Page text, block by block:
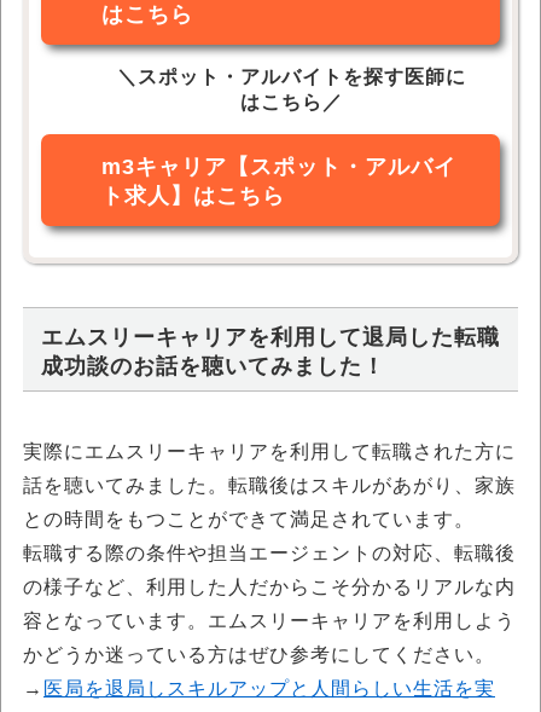
はこちら
＼スポット・アルバイトを探す医師に
はこちら／
m3キャリア【スポット・アルバイ
ト求人】はこちら
エムスリーキャリアを利用して退局した転職
成功談のお話を聴いてみました！
実際にエムスリーキャリアを利用して転職された方に
話を聴いてみました。転職後はスキルがあがり、家族
との時間をもつことができて満足されています。
転職する際の条件や担当エージェントの対応、転職後
の様子など、利用した人だからこそ分かるリアルな内
容となっています。エムスリーキャリアを利用しよう
かどうか迷っている方はぜひ参考にしてください。
→ 医局を退局しスキルアップと人間らしい生活を実